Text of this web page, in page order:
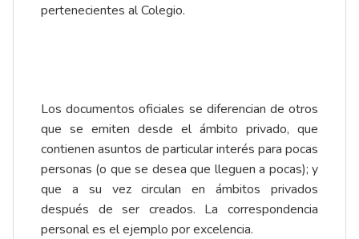
pertenecientes al Colegio.
Los documentos oficiales se diferencian de otros
que se emiten desde el ámbito privado, que
contienen asuntos de particular interés para pocas
personas (o que se desea que lleguen a pocas); y
que a su vez circulan en ámbitos privados
después de ser creados. La correspondencia
personal es el ejemplo por excelencia.